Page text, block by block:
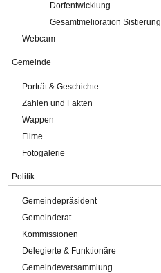
Dorfentwicklung
Gesamtmelioration Sistierung
Webcam
Gemeinde
Porträt & Geschichte
Zahlen und Fakten
Wappen
Filme
Fotogalerie
Politik
Gemeindepräsident
Gemeinderat
Kommissionen
Delegierte & Funktionäre
Gemeindeversammlung